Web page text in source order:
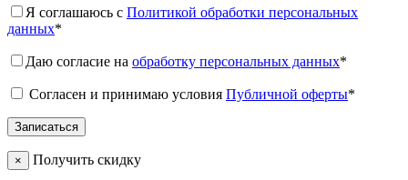
Я соглашаюсь с Политикой обработки персональных
данных*
Даю согласие на обработку персональных данных*
Согласен и принимаю условия Публичной оферты*
× Получить скидку